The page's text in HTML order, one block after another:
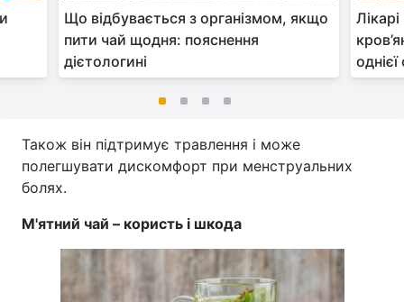
Що відбувається з організмом, якщо
пити чай щодня: пояснення
дієтологині
Також він підтримує травлення і може
полегшувати дискомфорт при менструальних
болях.
М'ятний чай – користь і шкода